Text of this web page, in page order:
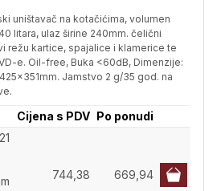
uništavač na kotačićima, volumen
litara, ulaz širine 240mm. čelični
režu kartice, spajalice i klamerice te
e. Oil-free, Buka <60dB, Dimenzije:
Jamstvo 2 g/35 god. na
Cijena s PDV Po ponudi
744,38 669,94